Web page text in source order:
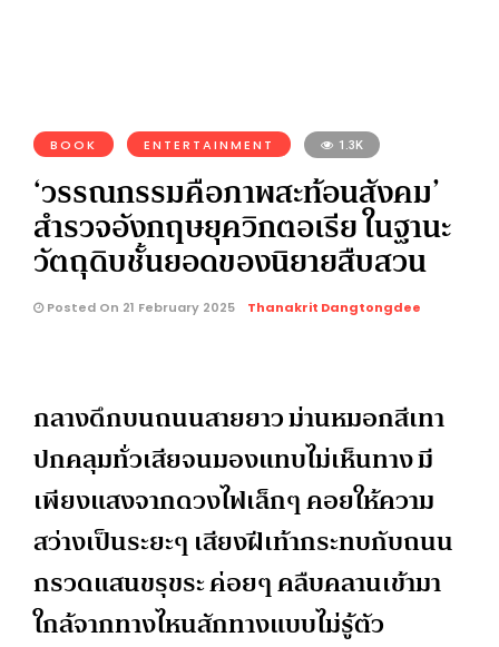
BOOK ENTERTAINMENT 1.3K
‘วรรณกรรมคือภาพสะท้อนสังคม’
สำรวจอังกฤษยุควิกตอเรีย ในฐานะ
วัตถุดิบชั้นยอดของนิยายสืบสวน
Posted On 21 February 2025 Thanakrit Dangtongdee
กลางดึกบนถนนสายยาว ม่านหมอกสีเทา
ปกคลุมทั่วเสียจนมองแทบไม่เห็นทาง มี
เพียงแสงจากดวงไฟเล็กๆ คอยให้ความ
สว่างเป็นระยะๆ เสียงฝีเท้ากระทบกับถนน
กรวดแสนขรุขระ ค่อยๆ คลืบคลานเข้ามา
ใกล้จากทางไหนสักทางแบบไม่รู้ตัว